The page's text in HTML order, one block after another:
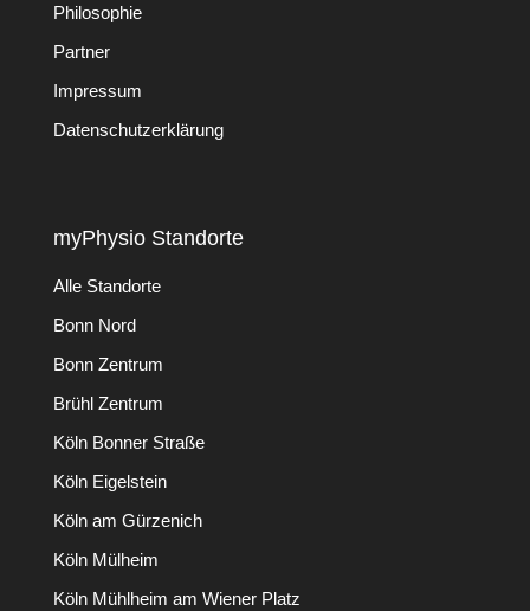
Philosophie
Partner
Impressum
Datenschutzerklärung
myPhysio Standorte
Alle Standorte
Bonn Nord
Bonn Zentrum
Brühl Zentrum
Köln Bonner Straße
Köln Eigelstein
Köln am Gürzenich
Köln Mülheim
Köln Mühlheim am Wiener Platz